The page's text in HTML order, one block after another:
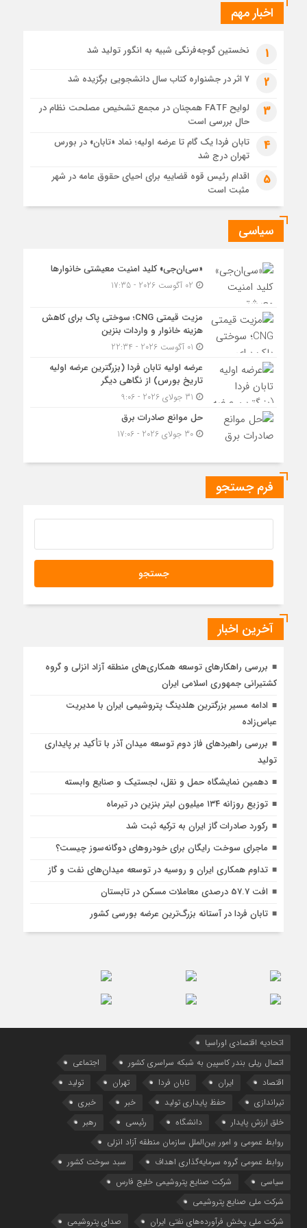
نگاهی دیگر
1 هفته قبل
حل موانع صادرات برق
اخبار مهم
1 نخستین گوجه‌فرنگی شبیه به انگور تولید شد
2 ۷ اثر در جشنواره کتاب سال دانشجویی برگزیده شد
3
لوایح FATF همچنان در مجمع تشخیص مصلحت نظام در
حال بررسی است
4
تابان فردا یک گام تا عرضه اولیه؛ نماد «تابان» در بورس
تهران درج شد
5
اقدام رئیس قوه قضاییه برای احیای حقوق عامه در شهر
مثبت است
سیاسی
«سی‌ان‌جی» کلید امنیت معیشتی خانوارها
مزیت قیمتی CNG؛ سوختی پاک برای کاهش
هزینه خانوار و واردات بنزین
عرضه اولیه تابان فردا (بزرگترین عرضه اولیه
تاریخ بورس) از نگاهی دیگر
حل موانع صادرات برق
30 جولای 2026 - 17:06
فرم جستجو
آخرین اخبار
بررسی راهكارهای توسعه همكاری‌های منطقه آزاد انزلی و گروه
كشتیرانی جمهوری اسلامی ایران
ادامه مسیر بزرگترین هلدینگ پتروشیمی ایران با مدیریت
عباس‌زاده
بررسی راهبردهای فاز دوم توسعه میدان آذر با تأکید بر پایداری
تولید
دهمین نمایشگاه حمل و نقل، لجستیک و صنایع وابسته
توزیع روزانه ۱۳۴ میلیون لیتر بنزین در تیرماه
رکورد صادرات گاز ایران به ترکیه ثبت شد
ماجرای سوخت رایگان برای خودروهای دوگانه‌سوز چیست؟
تداوم همکاری ایران و روسیه در توسعه میدان‌های نفت و گاز
افت 57.7 درصدی معاملات مسکن در تابستان
تابان فردا در آستانه بزرگ‌ترین عرضه بورسی کشور
اتحادیه اقتصادی اوراسیا
اتصال ریلی بندر کاسپین به شبکه سراسری کشور
اجتماعی
اقتصاد
ایران تابان فردا تهران
تولید
تیراندازی
حفظ پایداری تولید خبر
خبری
خلق ارزش پایدار
دانشگاه رئیسی
رهبر
روابط عمومی و امور بین‌الملل سازمان منطقه آزاد انزلی
روابط عمومی گروه سرمایه‌گذاری اهداف
سبد سوخت کشور
سیاسی
شرکت صنایع پتروشیمی خلیج فارس
شرکت ملی صنایع پتروشیمی
شرکت ملی پخش فرآورده‌های نفتی ایران
صدای پتروشیمی